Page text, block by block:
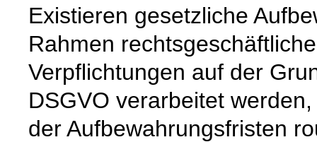
Existieren gesetzliche
Rahmen
Verpflichtungen auf der
DSGVO verarbeitet
der Aufbewahrungsfristen